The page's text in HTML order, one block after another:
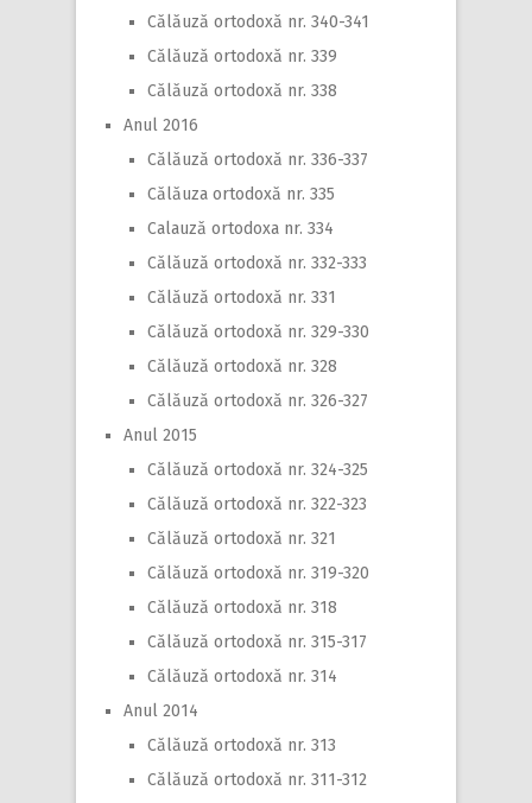
Călăuză ortodoxă nr. 340-341
Călăuză ortodoxă nr. 339
Călăuză ortodoxă nr. 338
Anul 2016
Călăuză ortodoxă nr. 336-337
Călăuza ortodoxă nr. 335
Calauză ortodoxa nr. 334
Călăuză ortodoxă nr. 332-333
Călăuză ortodoxă nr. 331
Călăuză ortodoxă nr. 329-330
Călăuză ortodoxă nr. 328
Călăuză ortodoxă nr. 326-327
Anul 2015
Călăuză ortodoxă nr. 324-325
Călăuză ortodoxă nr. 322-323
Călăuză ortodoxă nr. 321
Călăuză ortodoxă nr. 319-320
Călăuză ortodoxă nr. 318
Călăuză ortodoxă nr. 315-317
Călăuză ortodoxă nr. 314
Anul 2014
Călăuză ortodoxă nr. 313
Călăuză ortodoxă nr. 311-312